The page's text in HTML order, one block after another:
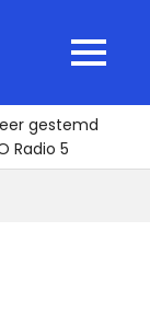
MENU
gestemd
Radio 5